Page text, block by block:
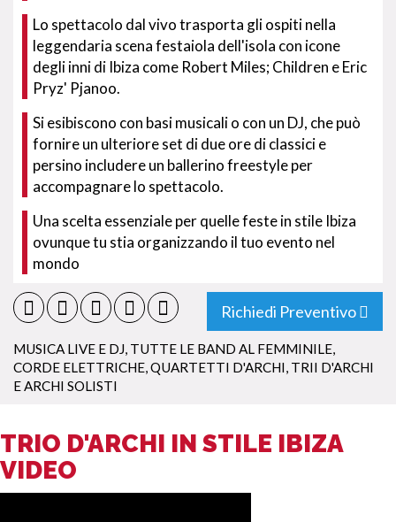
Lo spettacolo dal vivo trasporta gli ospiti nella
leggendaria scena festaiola dell'isola con icone
degli inni di Ibiza come Robert Miles; Children e Eric
Pryz' Pjanoo.
Si esibiscono con basi musicali o con un DJ, che può
fornire un ulteriore set di due ore di classici e
persino includere un ballerino freestyle per
accompagnare lo spettacolo.
Una scelta essenziale per quelle feste in stile Ibiza
ovunque tu stia organizzando il tuo evento nel
mondo
Richiedi Preventivo
MUSICA LIVE E DJ, TUTTE LE BAND AL FEMMINILE,
CORDE ELETTRICHE,QUARTETTI D'ARCHI, TRII D'ARCHI
E ARCHI SOLISTI
TRIO D'ARCHI IN STILE IBIZA
VIDEO